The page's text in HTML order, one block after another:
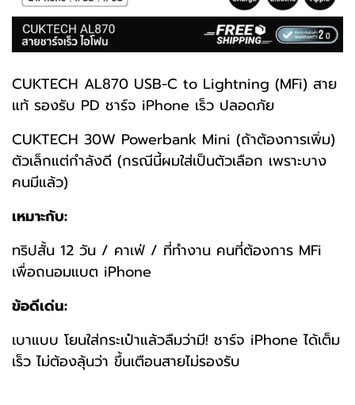
CUKTECH AL870 USB-C to Lightning (MFi) สาย
แท้ รองรับ PD ชาร์จ iPhone เร็ว ปลอดภัย
CUKTECH 30W Powerbank Mini (ถ้าต้องการเพิ่ม)
ตัวเล็กแต่กำลังดี (กรณีนี้ผมใส่เป็นตัวเลือก เพราะบาง
คนมีแล้ว)
เหมาะกับ:
ทริปสั้น 12 วัน / คาเฟ่ / ที่ทำงาน คนที่ต้องการ MFi
เพื่อถนอมแบต iPhone
ข้อดีเด่น:
เบาแบบ โยนใส่กระเป๋าแล้วลืมว่ามี! ชาร์จ iPhone ได้เต็ม
เร็ว ไม่ต้องลุ้นว่า ขึ้นเตือนสายไม่รองรับ